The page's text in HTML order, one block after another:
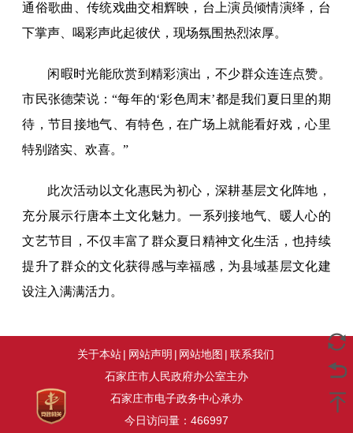
通俗歌曲、传统戏曲交相辉映，台上演员倾情演绎，台
下掌声、喝彩声此起彼伏，现场氛围热烈浓厚。
闲暇时光能欣赏到精彩演出，不少群众连连点赞。
市民张德荣说：“每年的‘彩色周末’都是我们夏日里的期
待，节目接地气、有特色，在广场上就能看好戏，心里
特别踏实、欢喜。”
此次活动以文化惠民为初心，深耕基层文化阵地，
充分展示行唐本土文化魅力。一系列接地气、暖人心的
文艺节目，不仅丰富了群众夏日精神文化生活，也持续
提升了群众的文化获得感与幸福感，为县域基层文化建
设注入满满活力。
关于本站| 网站声明 | 网站地图 | 联系我们
石家庄市人民政府办公室主办
石家庄市电子政务中心承办
今日访问量： 466997